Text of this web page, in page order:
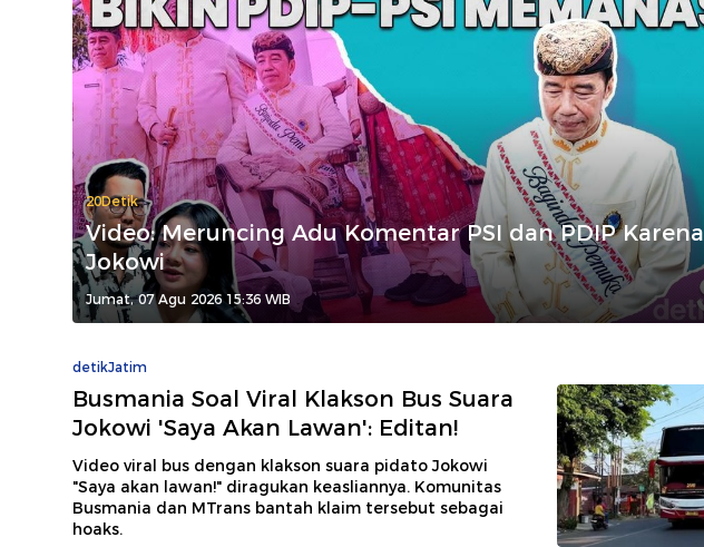
20Detik
Video: Meruncing Adu Komentar PSI dan PDIP Karena
Jokowi
Jumat, 07 Agu 2026 15:36 WIB
detikJatim
Busmania Soal Viral Klakson Bus Suara
Jokowi 'Saya Akan Lawan': Editan!
Video viral bus dengan klakson suara pidato Jokowi
"Saya akan lawan!" diragukan keasliannya. Komunitas
Busmania dan MTrans bantah klaim tersebut sebagai
hoaks.